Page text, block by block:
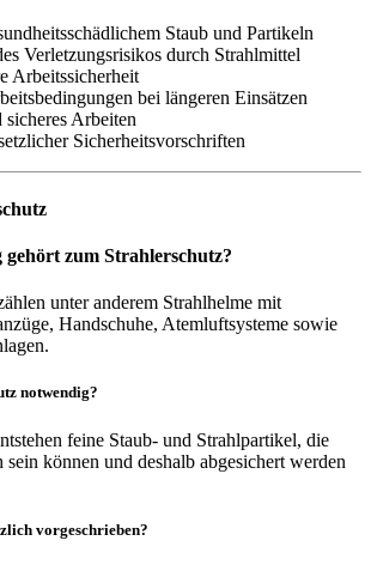
Staub und Partikeln
Verletzungsrisikos durch Strahlmittel
Arbeitssicherheit
bei längeren Einsätzen
Arbeiten
Sicherheitsvorschriften
gehört zum Strahlerschutz?
unter anderem Strahlhelme mit
Handschuhe, Atemluftsysteme sowie
notwendig?
feine Staub- und Strahlpartikel, die
sein können und deshalb abgesichert werden
vorgeschrieben?